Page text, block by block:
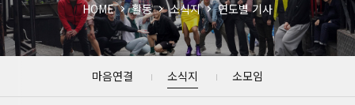
HOME 활동 소식지 연도별 기사
마음연결 소식지 소모임